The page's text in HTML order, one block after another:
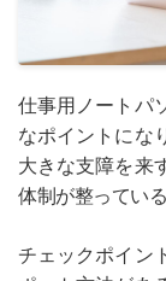
仕事用ノートパ
なポイントにな
大きな支障を来
体制が整ってい
チェックポイン